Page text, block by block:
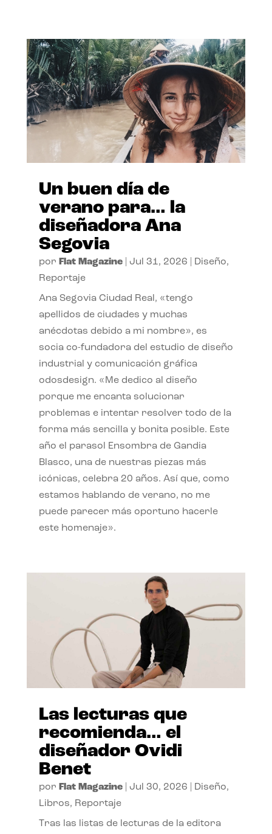
Un buen día de
verano para… la
diseñadora Ana
Segovia
por Flat Magazine| Jul 31, 2026 Diseño,
Reportaje
Ana Segovia Ciudad Real, «tengo
apellidos de ciudades y muchas
anécdotas debido a mi nombre», es
socia co-fundadora del estudio de diseño
industrial y comunicación gráfica
odosdesign. «Me dedico al diseño
porque me encanta solucionar
problemas e intentar resolver todo de la
forma más sencilla y bonita posible. Este
año el parasol Ensombra de Gandia
Blasco, una de nuestras piezas más
icónicas, celebra 20 años. Así que, como
estamos hablando de verano, no me
puede parecer más oportuno hacerle
este homenaje».
Las lecturas que
recomienda… el
diseñador Ovidi
Benet
por Flat Magazine| Jul 30, 2026 Diseño,
Libros, Reportaje
Tras las listas de lecturas de la editora